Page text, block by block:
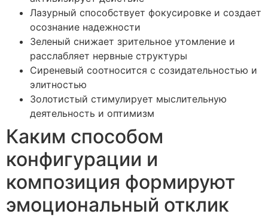
Лазурный способствует фокусировке и создает
осознание надежности
Зеленый снижает зрительное утомление и
расслабляет нервные структуры
Сиреневый соотносится с созидательностью и
элитностью
Золотистый стимулирует мыслительную
деятельность и оптимизм
Каким способом
конфигурации и
композиция формируют
эмоциональный отклик